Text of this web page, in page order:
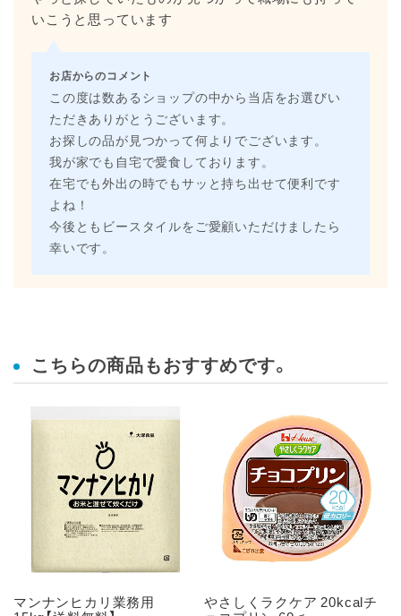
いこうと思っています
お店からのコメント
この度は数あるショップの中から当店をお選びい
ただきありがとうございます。
お探しの品が見つかって何よりでございます。
我が家でも自宅で愛食しております。
在宅でも外出の時でもサッと持ち出せて便利です
よね！
今後ともビースタイルをご愛顧いただけましたら
幸いです。
こちらの商品もおすすめです。
マンナンヒカリ業務用 やさしくラクケア 20kcalチ